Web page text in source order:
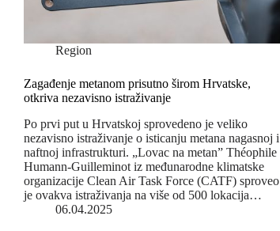
Region
Zagađenje metanom prisutno širom Hrvatske,
otkriva nezavisno istraživanje
Po prvi put u Hrvatskoj sprovedeno je veliko
nezavisno istraživanje o isticanju metana nagasnoj i
naftnoj infrastrukturi. „Lovac na metan” Théophile
Humann-Guilleminot iz međunarodne klimatske
organizacije Clean Air Task Force (CATF) sproveo
je ovakva istraživanja na više od 500 lokacija…
06.04.2025